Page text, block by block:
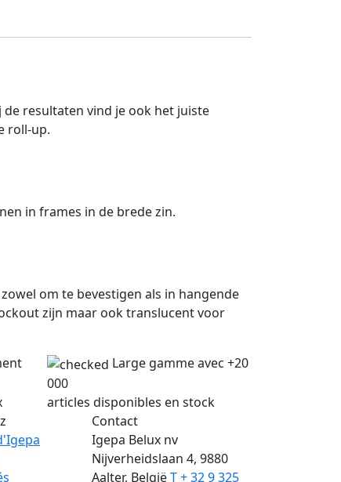
resultaten vind je ook het juiste
roll-up.
in frames in de brede zin.
om te bevestigen als in hangende
zijn maar ook translucent voor
Large gamme avec +20
000
articles disponibles en stock
Contact
Igepa Belux nv
Nijverheidslaan 4, 9880
Aalter, BelgiëT + 32 9 325